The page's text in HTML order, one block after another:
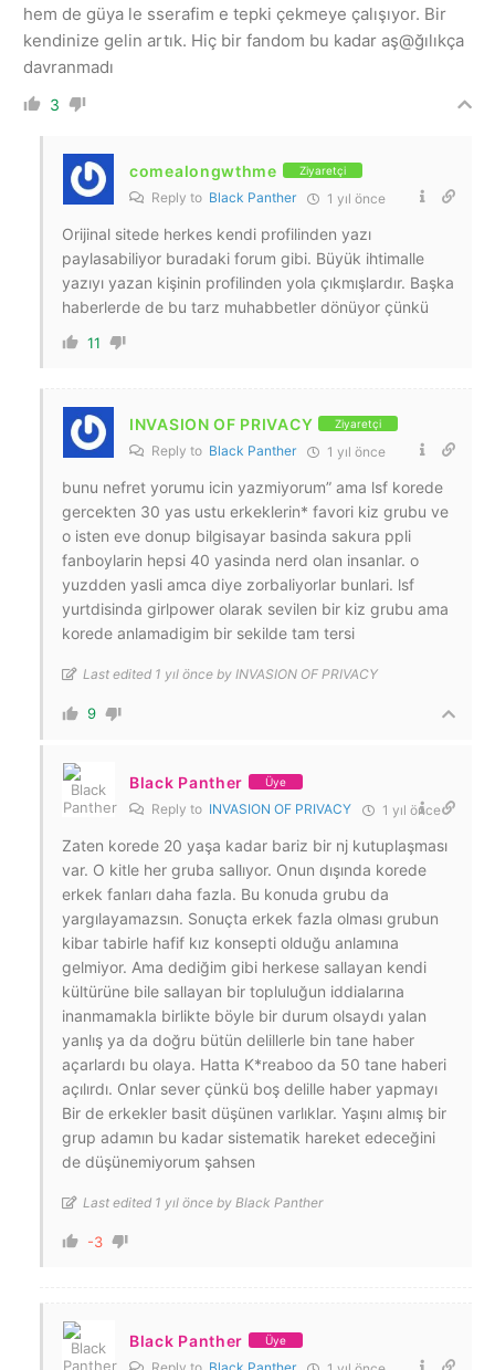
hem de güya le sserafim e tepki çekmeye çalışıyor. Bir
kendinize gelin artık. Hiç bir fandom bu kadar aş@ğılıkça
davranmadı
3
comealongwthme Ziyaretçi
Reply to Black Panther 1 yıl önce
Orijinal sitede herkes kendi profilinden yazı
paylasabiliyor buradaki forum gibi. Büyük ihtimalle
yazıyı yazan kişinin profilinden yola çıkmışlardır. Başka
haberlerde de bu tarz muhabbetler dönüyor çünkü
11
INVASION OF PRIVACY Ziyaretçi
Reply to Black Panther 1 yıl önce
bunu nefret yorumu icin yazmiyorum” ama lsf korede
gercekten 30 yas ustu erkeklerin* favori kiz grubu ve
o isten eve donup bilgisayar basinda sakura ppli
fanboylarin hepsi 40 yasinda nerd olan insanlar. o
yuzdden yasli amca diye zorbaliyorlar bunlari. lsf
yurtdisinda girlpower olarak sevilen bir kiz grubu ama
korede anlamadigim bir sekilde tam tersi
Last edited 1 yıl önce by INVASION OF PRIVACY
9
Black Panther Üye
Reply to INVASION OF PRIVACY 1 yıl önce
Zaten korede 20 yaşa kadar bariz bir nj kutuplaşması
var. O kitle her gruba sallıyor. Onun dışında korede
erkek fanları daha fazla. Bu konuda grubu da
yargılayamazsın. Sonuçta erkek fazla olması grubun
kibar tabirle hafif kız konsepti olduğu anlamına
gelmiyor. Ama dediğim gibi herkese sallayan kendi
kültürüne bile sallayan bir topluluğun iddialarına
inanmamakla birlikte böyle bir durum olsaydı yalan
yanlış ya da doğru bütün delillerle bin tane haber
açarlardı bu olaya. Hatta K*reaboo da 50 tane haberi
açılırdı. Onlar sever çünkü boş delille haber yapmayı
Bir de erkekler basit düşünen varlıklar. Yaşını almış bir
grup adamın bu kadar sistematik hareket edeceğini
de düşünemiyorum şahsen
Last edited 1 yıl önce by Black Panther
-3
Black Panther Üye